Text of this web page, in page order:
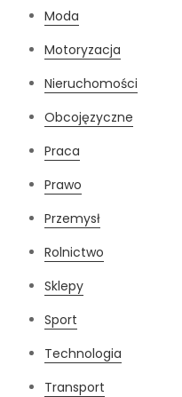
Moda
Motoryzacja
Nieruchomości
Obcojęzyczne
Praca
Prawo
Przemysł
Rolnictwo
Sklepy
Sport
Technologia
Transport